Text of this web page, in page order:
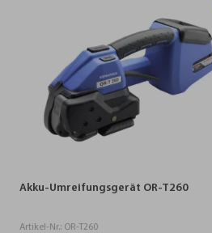
Akku-Umreifungsgerät OR-T260
Artikel-Nr.: OR-T260